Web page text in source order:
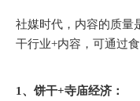
社媒时代，内容的质量
干行业+内容，可通过
1、饼干+寺庙经济：